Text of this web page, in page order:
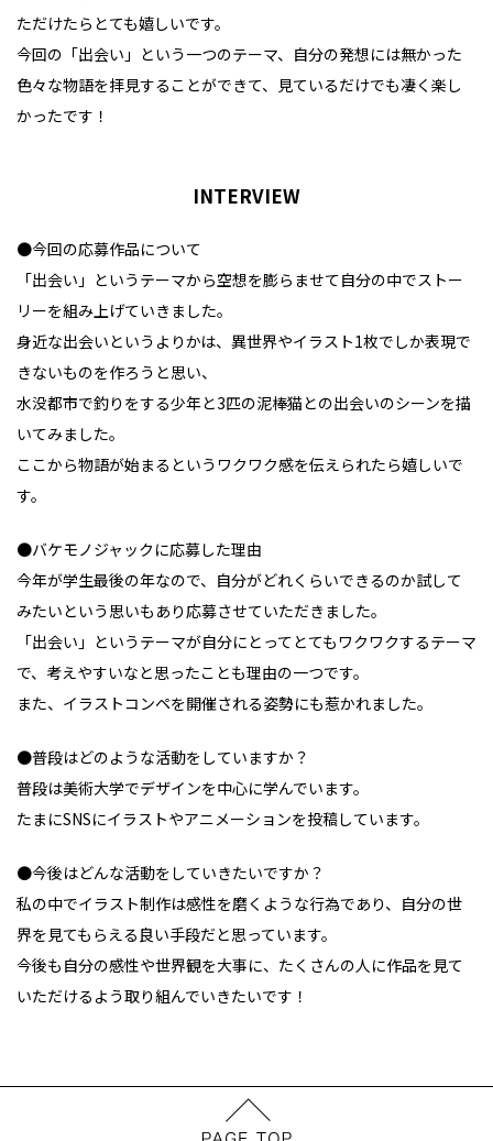
ただけたらとても嬉しいです。
今回の「出会い」という一つのテーマ、自分の発想には無かった
色々な物語を拝見することができて、見ているだけでも凄く楽し
かったです！
INTERVIEW
●今回の応募作品について
「出会い」というテーマから空想を膨らませて自分の中でストー
リーを組み上げていきました。
身近な出会いというよりかは、異世界やイラスト1枚でしか表現で
きないものを作ろうと思い、
水没都市で釣りをする少年と3匹の泥棒猫との出会いのシーンを描
いてみました。
ここから物語が始まるというワクワク感を伝えられたら嬉しいで
す。
●バケモノジャックに応募した理由
今年が学生最後の年なので、自分がどれくらいできるのか試して
みたいという思いもあり応募させていただきました。
「出会い」というテーマが自分にとってとてもワクワクするテーマ
で、考えやすいなと思ったことも理由の一つです。
また、イラストコンペを開催される姿勢にも惹かれました。
●普段はどのような活動をしていますか？
普段は美術大学でデザインを中心に学んでいます。
たまにSNSにイラストやアニメーションを投稿しています。
●今後はどんな活動をしていきたいですか？
私の中でイラスト制作は感性を磨くような行為であり、自分の世
界を見てもらえる良い手段だと思っています。
今後も自分の感性や世界観を大事に、たくさんの人に作品を見て
いただけるよう取り組んでいきたいです！